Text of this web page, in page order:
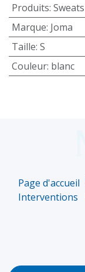
Produits: Sweats
Marque: Joma
Taille: S
Couleur: blanc
Page d'accueil
Interventions